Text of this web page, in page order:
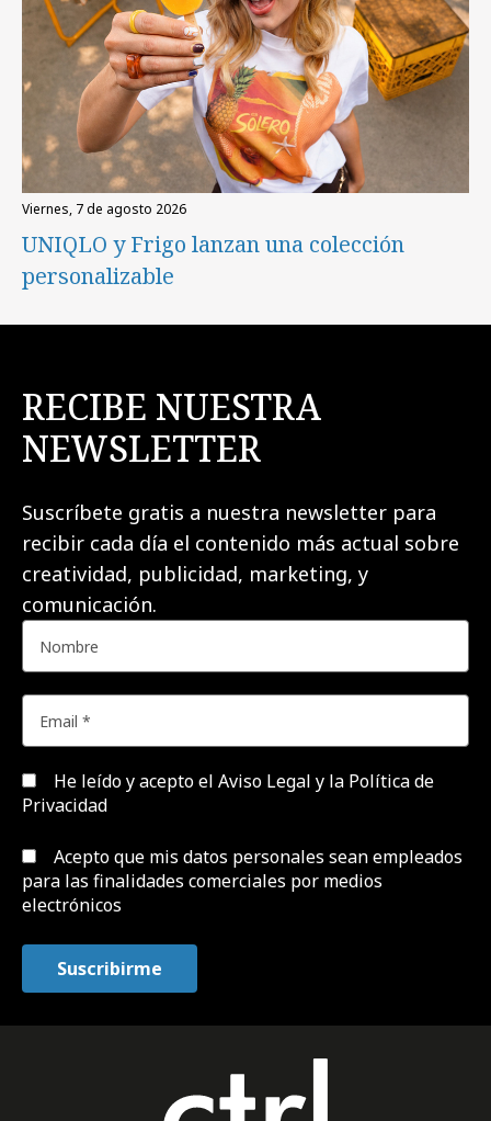
viernes, 7 de agosto 2026
UNIQLO y Frigo lanzan una colección
personalizable
RECIBE NUESTRA
NEWSLETTER
Suscríbete gratis a nuestra newsletter para
recibir cada día el contenido más actual sobre
creatividad, publicidad, marketing, y
comunicación.
He leído y acepto el Aviso Legal y la Política de
Privacidad
Acepto que mis datos personales sean empleados
para las finalidades comerciales por medios
electrónicos